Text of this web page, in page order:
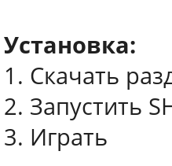
Установка:
1. Скачать
2. Запустить
3. Играть